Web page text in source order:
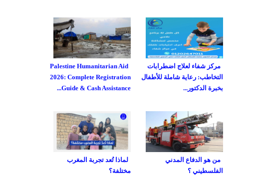
Palestine Humanitarian Aid
2026: Complete Registration
Guide & Cash Assistance...
مركز شفاء لعلاج اضطرابات
التخاطب: رعاية شاملة للأطفال
بخبرة الدكتور...
لماذا تُعد تجربة المغرب
مختلفة؟
من هو الدفاع المدني
الفلسطيني ؟